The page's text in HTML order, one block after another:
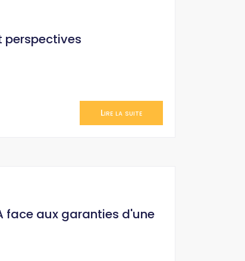
perspectives
Lire la suite
face aux garanties d'une